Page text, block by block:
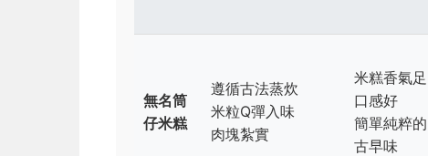
無名筒
仔米糕
遵循古法蒸炊
米粒Q彈入味
肉塊紮實
米糕香氣足
口感好
簡單純粹的
古早味